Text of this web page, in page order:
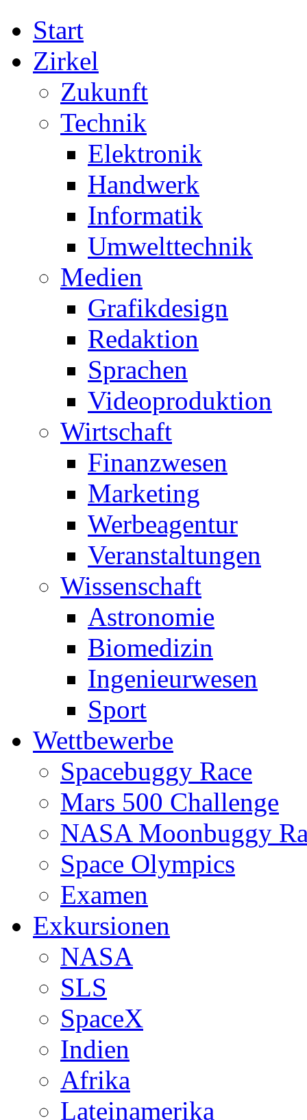
Start
Zirkel
Zukunft
Technik
Elektronik
Handwerk
Informatik
Umwelttechnik
Medien
Grafikdesign
Redaktion
Sprachen
Videoproduktion
Wirtschaft
Finanzwesen
Marketing
Werbeagentur
Veranstaltungen
Wissenschaft
Astronomie
Biomedizin
Ingenieurwesen
Sport
Wettbewerbe
Spacebuggy Race
Mars 500 Challenge
NASA Moonbuggy
Space Olympics
Examen
Exkursionen
NASA
SLS
SpaceX
Indien
Afrika
Lateinamerika